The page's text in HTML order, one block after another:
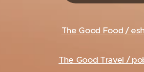
The Good Food /
The Good Travel /